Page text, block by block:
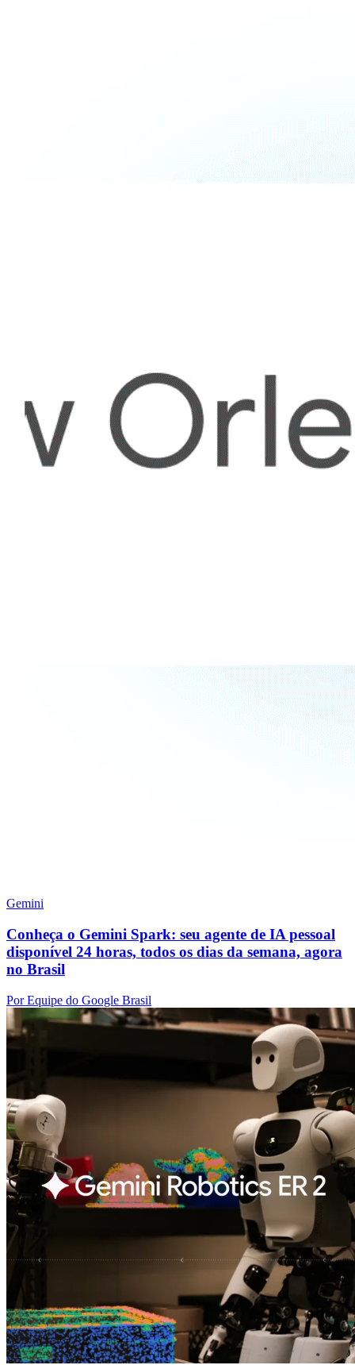
Gemini
Conheça o Gemini Spark: seu agente de IA pessoal
disponível 24 horas, todos os dias da semana, agora
no Brasil
Por Equipe do Google Brasil